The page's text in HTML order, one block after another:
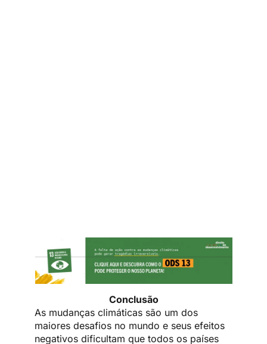
Conclusão
As mudanças climáticas são um dos
maiores desafios no mundo e seus efeitos
negativos dificultam que todos os países